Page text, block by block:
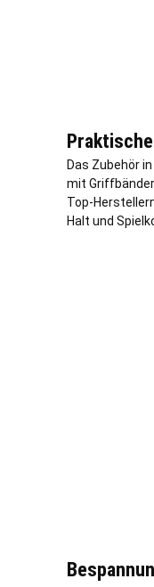
Das Zubehör
mit
Top-
Halt und